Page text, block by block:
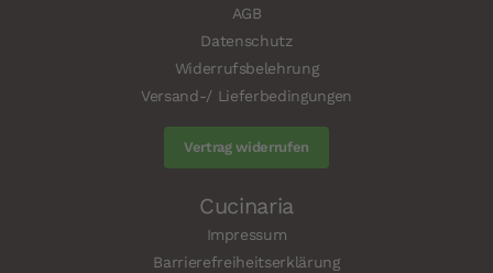
AGB
Datenschutz
Widerrufsbelehrung
Versand-/ Lieferbedingungen
Vertrag widerrufen
Cucinaria
Impressum
Barrierefreiheitserklärung